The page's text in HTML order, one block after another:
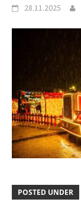
28.11.2025
POSTED UNDER